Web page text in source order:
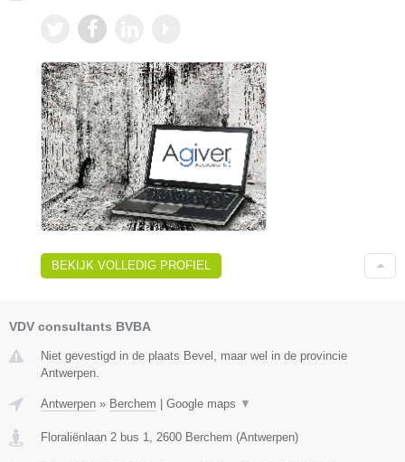
BEKIJK VOLLEDIG PROFIEL
VDV consultants BVBA
Niet gevestigd in de plaats Bevel, maar wel in de provincie
Antwerpen.
Antwerpen » Berchem | Google maps ▼
Floraliënlaan 2 bus 1 2600 Berchem (Antwerpen)